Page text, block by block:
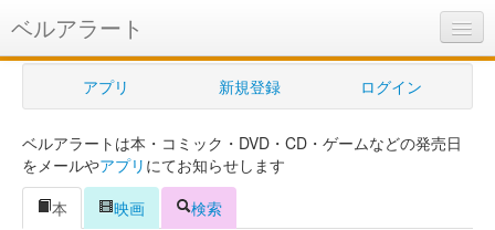
ベルアラート
ベルアラートとは
ヘルプ
新規登録
ログイン
アプリ 新規登録 ログイン
ベルアラートは本・コミック・DVD・CD・ゲームなどの発売日
をメールやアプリ にてお知らせします
本
映画 検索